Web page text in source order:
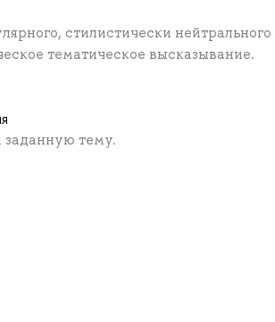
стилистически нейтрального
тематическое высказывание.
тему.